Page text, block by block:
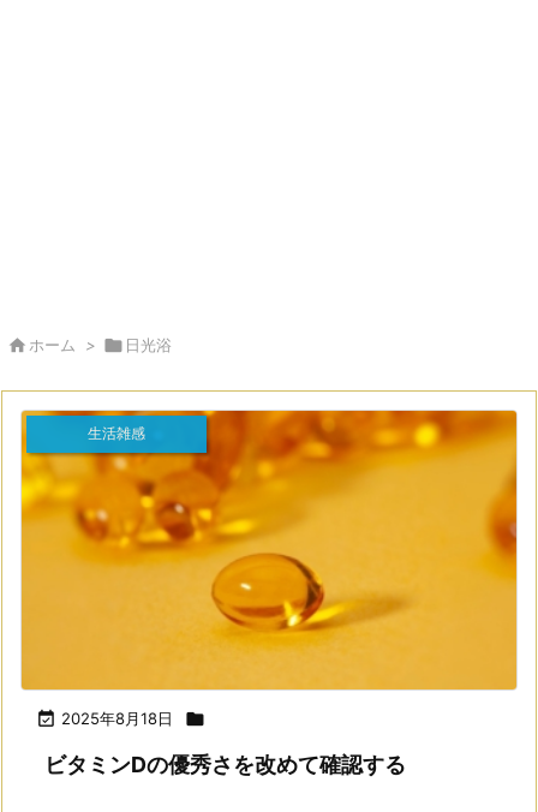
 ホーム >  日光浴
 2025年8月18日 
生活雑感
ビタミンDの優秀さを改めて確認する